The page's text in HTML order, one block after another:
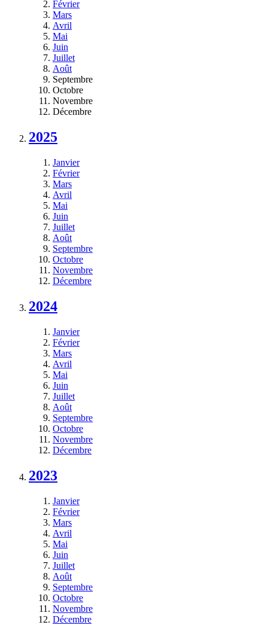
Février
Mars
Avril
Mai
Juin
Juillet
Août
Septembre
Octobre
Novembre
Décembre
2025
Janvier
Février
Mars
Avril
Mai
Juin
Juillet
Août
Septembre
Octobre
Novembre
Décembre
2024
Janvier
Février
Mars
Avril
Mai
Juin
Juillet
Août
Septembre
Octobre
Novembre
Décembre
2023
Janvier
Février
Mars
Avril
Mai
Juin
Juillet
Août
Septembre
Octobre
Novembre
Décembre